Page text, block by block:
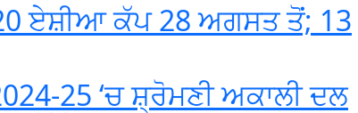
ਏਸ਼ੀਆ ਕੱਪ 28 ਅਗਸਤ ਤੋਂ; 13
25 ‘ਚ ਸ਼੍ਰੋਮਣੀ ਅਕਾਲੀ ਦਲ